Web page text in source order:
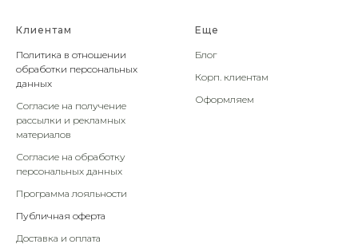
Клиентам
Политика в отношении
обработки персональных
данных
Согласие на получение
рассылки и рекламных
материалов
Согласие на обработку
персональных данных
Программа лояльности
Публичная оферта
Доставка и оплата
Еще
Блог
Корп. клиентам
Оформляем